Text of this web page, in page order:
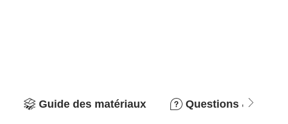
Guide des matériaux Questions &